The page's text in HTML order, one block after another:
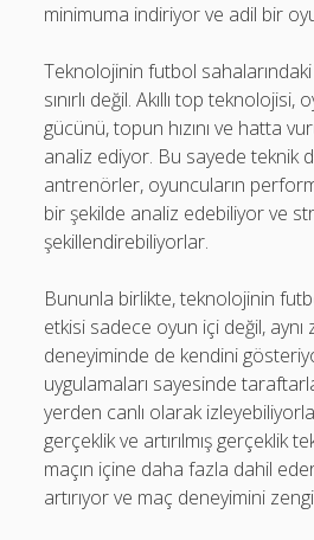
minimuma indiriyor ve adil bir
Teknolojinin futbol
sınırlı değil. Akıllı top teknolojisi,
gücünü, topun hızını ve hatta
analiz ediyor. Bu sayede teknik
antrenörler, oyuncuların
bir şekilde analiz edebiliyor ve
şekillendirebiliyorlar.
Bununla birlikte, teknolojinin
etkisi sadece oyun içi değil,
deneyiminde de kendini
uygulamaları sayesinde
yerden canlı olarak
gerçeklik ve artırılmış gerçeklik
maçın içine daha fazla dahil
artırıyor ve maç deneyimini